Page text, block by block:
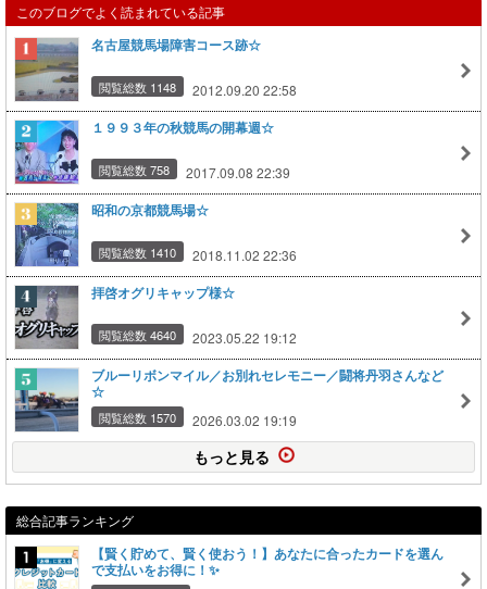
このブログでよく読まれている記事
名古屋競馬場障害コース跡☆
閲覧総数 1148 2012.09.20 22:58
１９９３年の秋競馬の開幕週☆
閲覧総数 758 2017.09.08 22:39
昭和の京都競馬場☆
閲覧総数 1410 2018.11.02 22:36
拝啓オグリキャップ様☆
閲覧総数 4640 2023.05.22 19:12
ブルーリボンマイル／お別れセレモニー／闘将丹羽さんなど
☆
閲覧総数 1570 2026.03.02 19:19
もっと見る
総合記事ランキング
【賢く貯めて、賢く使おう！】あなたに合ったカードを選ん
で支払いをお得に！✨